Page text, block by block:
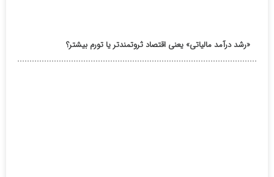
«رشد درآمد مالیاتی» یعنی اقتصاد ثروتمندتر یا تورم بیشتر؟